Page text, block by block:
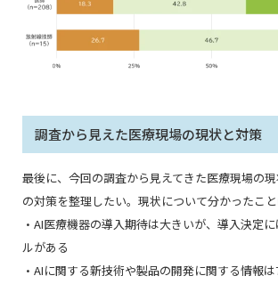
調査から見えた医療現場の現状と対策
最後に、今回の調査から見えてきた医療現場の
の対策を整理したい。現状について分かったこと
・AI医療機器の導入期待は大きいが、導入決定
ルがある
・AIに関する新技術や製品の開発に関する情報